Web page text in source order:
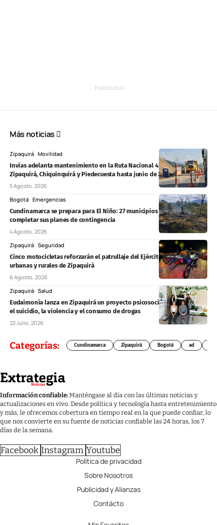
- Publicidad -
Más noticias
Zipaquirá Movilidad
Invías adelanta mantenimiento en la Ruta Nacional 45A entre
Zipaquirá, Chiquinquirá y Piedecuesta hasta junio de 2027
5 Agosto, 2026
Bogotá Emergencias
Cundinamarca se prepara para El Niño: 27 municipios aún deben
completar sus planes de contingencia
4 Agosto, 2026
Zipaquirá Seguridad
Cinco motocicletas reforzarán el patrullaje del Ejército en zonas
urbanas y rurales de Zipaquirá
6 Agosto, 2026
Zipaquirá Salud
Eudaimonía lanza en Zipaquirá un proyecto psicosocial para prevenir
el suicidio, la violencia y el consumo de drogas
22 Julio, 2026
Categorías: Cundinamarca Zipaquirá Bogotá ad
Información confiable:Manténgase al día con las últimas noticias y
actualizaciones en vivo. Desde política y tecnología hasta entretenimiento
y más, le ofrecemos cobertura en tiempo real en la que puede confiar, lo
que nos convierte en su fuente de noticias confiable las 24 horas, los 7
días de la semana.
Facebook Instagram Youtube
Política de privacidad
Sobre Nosotros
Publicidad y Alianzas
Contácto